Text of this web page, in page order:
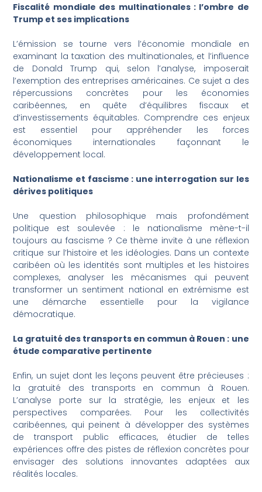
Fiscalité mondiale des multinationales : l’ombre de
Trump et ses implications
L’émission se tourne vers l’économie mondiale en
examinant la taxation des multinationales, et l’influence
de Donald Trump qui, selon l’analyse, imposerait
l’exemption des entreprises américaines. Ce sujet a des
répercussions concrètes pour les économies
caribéennes, en quête d’équilibres fiscaux et
d’investissements équitables. Comprendre ces enjeux
est essentiel pour appréhender les forces
économiques internationales façonnant le
développement local.
Nationalisme et fascisme : une interrogation sur les
dérives politiques
Une question philosophique mais profondément
politique est soulevée : le nationalisme mène-t-il
toujours au fascisme ? Ce thème invite à une réflexion
critique sur l’histoire et les idéologies. Dans un contexte
caribéen où les identités sont multiples et les histoires
complexes, analyser les mécanismes qui peuvent
transformer un sentiment national en extrémisme est
une démarche essentielle pour la vigilance
démocratique.
La gratuité des transports en commun à Rouen : une
étude comparative pertinente
Enfin, un sujet dont les leçons peuvent être précieuses :
la gratuité des transports en commun à Rouen.
L’analyse porte sur la stratégie, les enjeux et les
perspectives comparées. Pour les collectivités
caribéennes, qui peinent à développer des systèmes
de transport public efficaces, étudier de telles
expériences offre des pistes de réflexion concrètes pour
envisager des solutions innovantes adaptées aux
réalités locales.